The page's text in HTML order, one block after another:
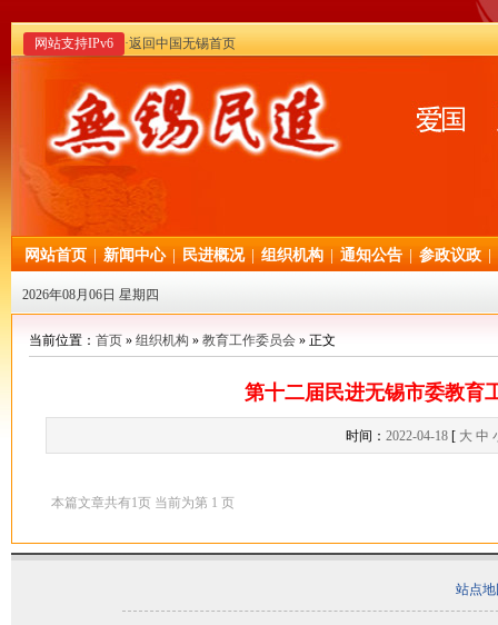
网站支持IPv6 ·返回中国无锡首页
网站首页 新闻中心 民进概况 组织机构 通知公告 参政议政
2026年08月06日 星期四
当前位置： 首页 » 组织机构 » 教育工作委员会 » 正文
第十二届民进无锡市委教育
时间： 2022-04-18 [ 大 中
本篇文章共有1页 当前为第 1 页
站点